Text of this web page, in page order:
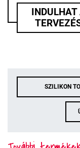
INDULHAT
SZILIKON